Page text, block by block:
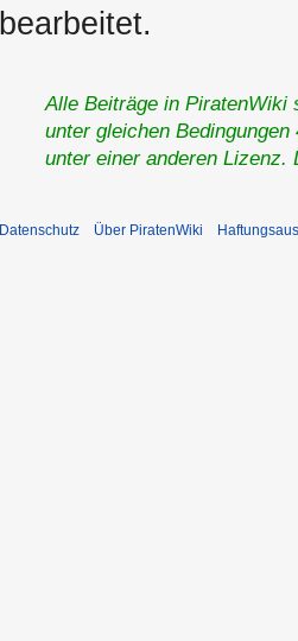
bearbeitet.
Alle Beiträge in PiratenWiki
unter gleichen
unter einer anderen
Datenschutz Über PiratenWiki